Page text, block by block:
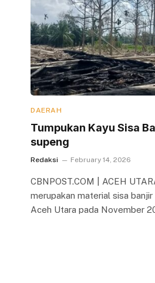
DAERAH
Tumpukan Kayu Sisa
supeng
Redaksi February 14, 2026
CBNPOST.COM | ACEH
merupakan material sisa
Aceh Utara pada November